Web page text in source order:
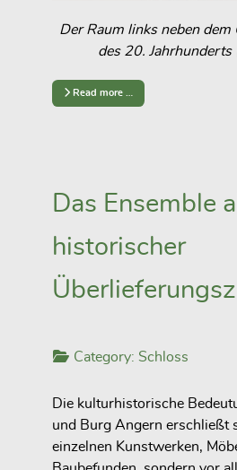
Der Raum links neben dem
des 20.
Read more …
Das Ensemble
historischer
Category: Schloss
Die kulturhistorische
und Burg Angern erschließt
einzelnen Kunstwerken,